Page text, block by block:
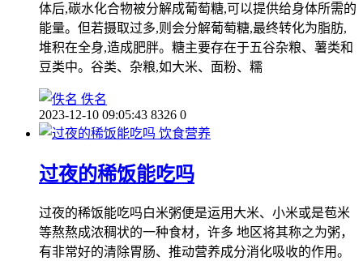
体后,碳水化合物被分解成葡萄糖,可以提供给身体所需的
能量。但若摄取过多,则会分解葡萄糖,最终转化为脂肪,
堆积在全身,造成肥胖。糖主要存在于五谷杂粮、薯类和
豆类中。谷类、杂粮,如大米、面粉、糯
佚名
2023-12-10 09:05:43 8326 0
饮食营养
过夜的稀饭能吃吗
过夜的稀饭能吃吗白米粥便是运用大米、小米或是苞米
等熬熬成浓稠状的一种食材，许多 地区将其称之为粥，
有非常好的清除胃肠、推动营养成分消化吸收的作用。